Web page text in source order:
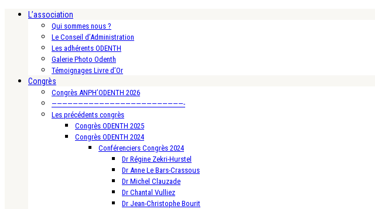
L’association
Qui sommes nous ?
Le Conseil d’Administration
Les adhérents ODENTH
Galerie Photo Odenth
Témoignages Livre d’Or
Congrès
Congrès ANPH’ODENTH 2026
—————————————————————————-
Les précédents congrès
Congrès ODENTH 2025
Congrès ODENTH 2024
Conférenciers Congrès 2024
Dr Régine Zekri-Hurstel
Dr Anne Le Bars-Crassous
Dr Michel Clauzade
Dr Chantal Vulliez
Dr Jean-Christophe Bourit